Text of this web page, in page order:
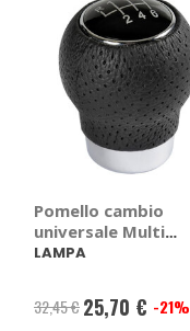
Pomello cambio
universale Multi
Gear - LAMPA
LAMPA
32,45 € Prezzo
25,70 € -21%